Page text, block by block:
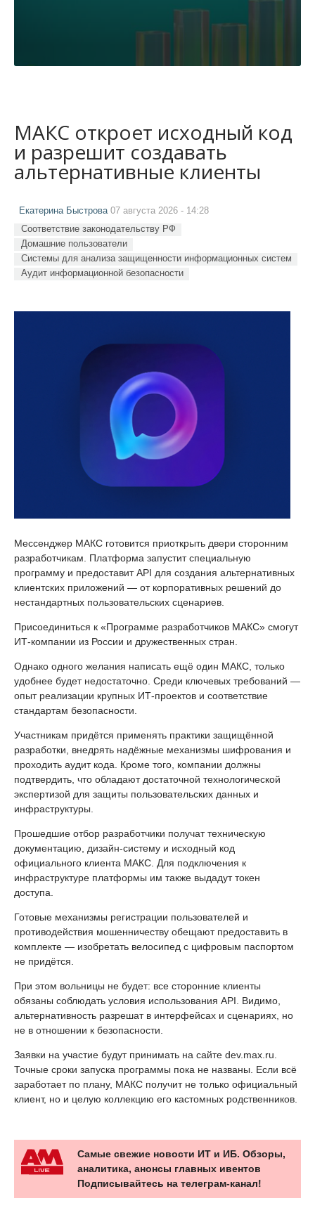
МАКС откроет исходный код
и разрешит создавать
альтернативные клиенты
Екатерина Быстрова07 августа 2026 - 14:28
Соответствие законодательству РФ
Домашние пользователи
Системы для анализа защищенности информационных систем
Аудит информационной безопасности
Мессенджер МАКС готовится приоткрыть двери сторонним
разработчикам. Платформа запустит специальную
программу и предоставит API для создания альтернативных
клиентских приложений — от корпоративных решений до
нестандартных пользовательских сценариев.
Присоединиться к «Программе разработчиков МАКС» смогут
ИТ-компании из России и дружественных стран.
Однако одного желания написать ещё один МАКС, только
удобнее будет недостаточно. Среди ключевых требований —
опыт реализации крупных ИТ-проектов и соответствие
стандартам безопасности.
Участникам придётся применять практики защищённой
разработки, внедрять надёжные механизмы шифрования и
проходить аудит кода. Кроме того, компании должны
подтвердить, что обладают достаточной технологической
экспертизой для защиты пользовательских данных и
инфраструктуры.
Прошедшие отбор разработчики получат техническую
документацию, дизайн-систему и исходный код
официального клиента МАКС. Для подключения к
инфраструктуре платформы им также выдадут токен
доступа.
Готовые механизмы регистрации пользователей и
противодействия мошенничеству обещают предоставить в
комплекте — изобретать велосипед с цифровым паспортом
не придётся.
При этом вольницы не будет: все сторонние клиенты
обязаны соблюдать условия использования API. Видимо,
альтернативность разрешат в интерфейсах и сценариях, но
не в отношении к безопасности.
Заявки на участие будут принимать на сайте dev.max.ru.
Точные сроки запуска программы пока не названы. Если всё
заработает по плану, МАКС получит не только официальный
клиент, но и целую коллекцию его кастомных родственников.
Самые свежие новости ИТ и ИБ. Обзоры,
аналитика, анонсы главных ивентов
Подписывайтесь на телеграм-канал!